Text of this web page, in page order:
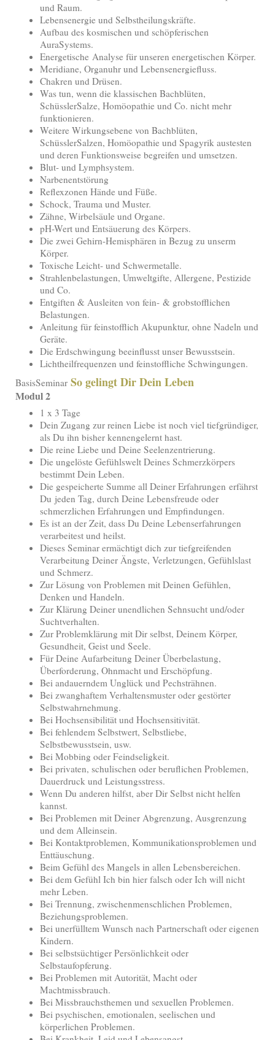
und Raum.
Lebensenergie und Selbstheilungskräfte.
Aufbau des kosmischen und schöpferischen
AuraSystems.
Energetische Analyse für unseren energetischen Körper.
Meridiane, Organuhr und Lebensenergiefluss.
Chakren und Drüsen.
Was tun, wenn die klassischen Bachblüten,
SchüsslerSalze, Homöopathie und Co. nicht mehr
funktionieren.
Weitere Wirkungsebene von Bachblüten,
SchüsslerSalzen, Homöopathie und Spagyrik austesten
und deren Funktionsweise begreifen und umsetzen.
Blut- und Lymphsystem.
Narbenentstörung
Reflexzonen Hände und Füße.
Schock, Trauma und Muster.
Zähne, Wirbelsäule und Organe.
pH-Wert und Entsäuerung des Körpers.
Die zwei Gehirn-Hemisphären in Bezug zu unserm
Körper.
Toxische Leicht- und Schwermetalle.
Strahlenbelastungen, Umweltgifte, Allergene, Pestizide
und Co.
Entgiften & Ausleiten von fein- & grobstofflichen
Belastungen.
Anleitung für feinstofflich Akupunktur, ohne Nadeln und
Geräte.
Die Erdschwingung beeinflusst unser Bewusstsein.
Lichtheilfrequenzen und feinstoffliche Schwingungen.
BasisSeminar So gelingt Dir Dein Leben
Modul 2
1 x 3 Tage
Dein Zugang zur reinen Liebe ist noch viel tiefgründiger,
als Du ihn bisher kennengelernt hast.
Die reine Liebe und Deine Seelenzentrierung.
Die ungelöste Gefühlswelt Deines Schmerzkörpers
bestimmt Dein Leben.
Die gespeicherte Summe all Deiner Erfahrungen erfährst
Du jeden Tag, durch Deine Lebensfreude oder
schmerzlichen Erfahrungen und Empfindungen.
Es ist an der Zeit, dass Du Deine Lebenserfahrungen
verarbeitest und heilst.
Dieses Seminar ermächtigt dich zur tiefgreifenden
Verarbeitung Deiner Ängste, Verletzungen, Gefühlslast
und Schmerz.
Zur Lösung von Problemen mit Deinen Gefühlen,
Denken und Handeln.
Zur Klärung Deiner unendlichen Sehnsucht und/oder
Suchtverhalten.
Zur Problemklärung mit Dir selbst, Deinem Körper,
Gesundheit, Geist und Seele.
Für Deine Aufarbeitung Deiner Überbelastung,
Überforderung, Ohnmacht und Erschöpfung.
Bei andauerndem Unglück und Pechsträhnen.
Bei zwanghaftem Verhaltensmuster oder gestörter
Selbstwahrnehmung.
Bei Hochsensibilität und Hochsensitivität.
Bei fehlendem Selbstwert, Selbstliebe,
Selbstbewusstsein, usw.
Bei Mobbing oder Feindseligkeit.
Bei privaten, schulischen oder beruflichen Problemen,
Dauerdruck und Leistungsstress.
Wenn Du anderen hilfst, aber Dir Selbst nicht helfen
kannst.
Bei Problemen mit Deiner Abgrenzung, Ausgrenzung
und dem Alleinsein.
Bei Kontaktproblemen, Kommunikationsproblemen und
Enttäuschung.
Beim Gefühl des Mangels in allen Lebensbereichen.
Bei dem Gefühl Ich bin hier falsch oder Ich will nicht
mehr Leben.
Bei Trennung, zwischenmenschlichen Problemen,
Beziehungsproblemen.
Bei unerfülltem Wunsch nach Partnerschaft oder eigenen
Kindern.
Bei selbstsüchtiger Persönlichkeit oder
Selbstaufopferung.
Bei Problemen mit Autorität, Macht oder
Machtmissbrauch.
Bei Missbrauchsthemen und sexuellen Problemen.
Bei psychischen, emotionalen, seelischen und
körperlichen Problemen.